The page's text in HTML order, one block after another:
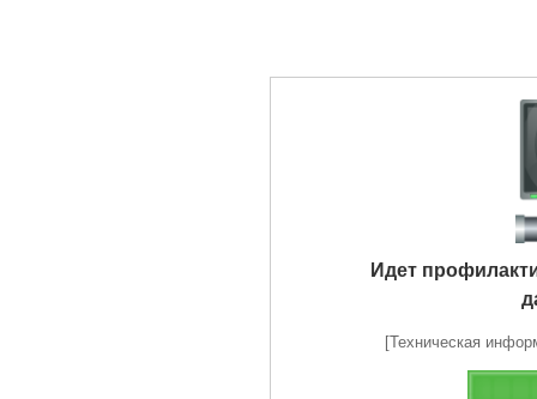
Идет
[Техническая